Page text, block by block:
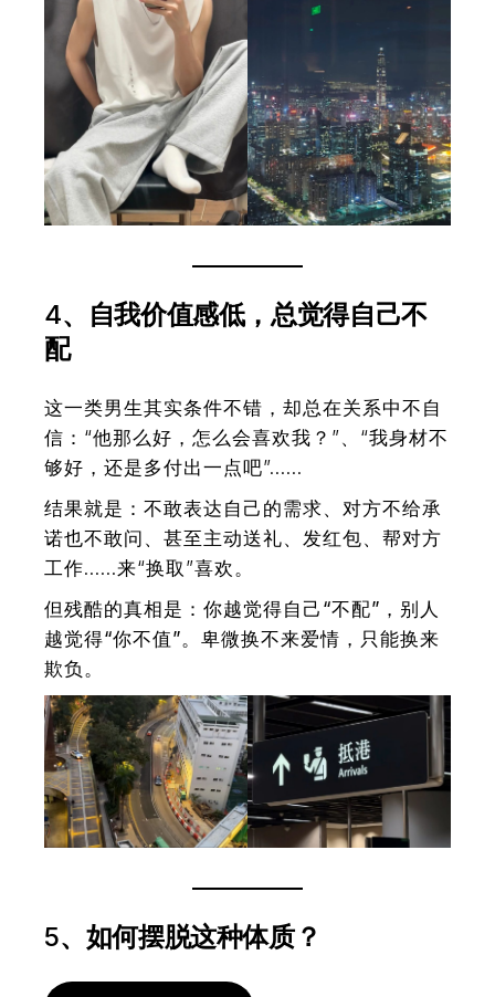
4、自我价值感低，总觉得自己不
配
这一类男生其实条件不错，却总在关系中不自
信：“他那么好，怎么会喜欢我？”、“我身材不
够好，还是多付出一点吧”……
结果就是：不敢表达自己的需求、对方不给承
诺也不敢问、甚至主动送礼、发红包、帮对方
工作……来“换取”喜欢。
但残酷的真相是：你越觉得自己“不配”，别人
越觉得“你不值”。卑微换不来爱情，只能换来
欺负。
5、 如何摆脱这种体质？